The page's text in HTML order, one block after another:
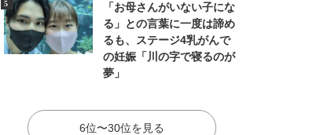
「お母さんがいない子にな
る」との言葉に一度は諦め
るも、ステージ4乳がんで
の妊娠「川の字で寝るのが
夢」
6位〜30位を見る